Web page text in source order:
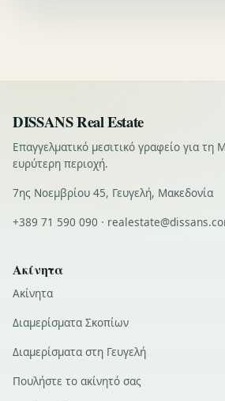
DISSANS Real Estate
Επαγγελματικό μεσιτικό γραφείο για τη
ευρύτερη περιοχή.
7ης Νοεμβρίου 45, Γευγελή, Μακεδονία
+389 71 590 090 ·
Ακίνητα
Ακίνητα
Διαμερίσματα Σκοπίων
Διαμερίσματα στη Γευγελή
Πουλήστε το ακίνητό σας